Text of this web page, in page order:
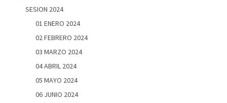
SESION 2024
01 ENERO 2024
02 FEBRERO 2024
03 MARZO 2024
04 ABRIL 2024
05 MAYO 2024
06 JUNIO 2024